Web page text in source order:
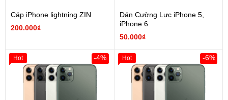
Cáp iPhone lightning ZIN
200.000₫
Dán Cường Lực iPhone 5,
iPhone 6
50.000₫
-4%
Hot -6%
Hot